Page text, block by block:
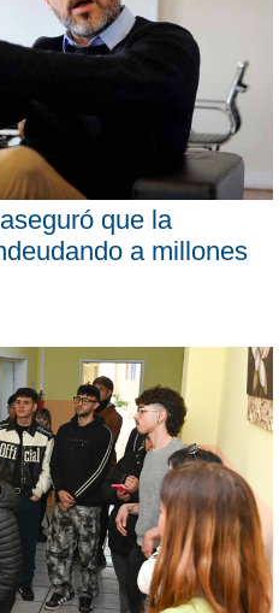
que la
a millones